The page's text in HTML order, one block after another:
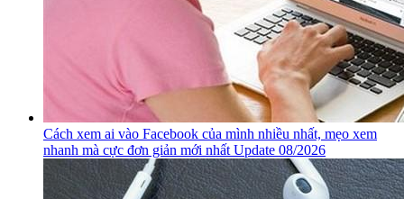
Cách xem ai vào Facebook của mình nhiều nhất, mẹo xem
nhanh mà cực đơn giản mới nhất Update 08/2026